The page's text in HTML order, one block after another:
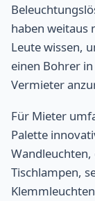
haben weitaus
Leute wissen,
einen Bohrer
Vermieter
Für Mieter
Palette
Wandleuchten,
Tischlampen,